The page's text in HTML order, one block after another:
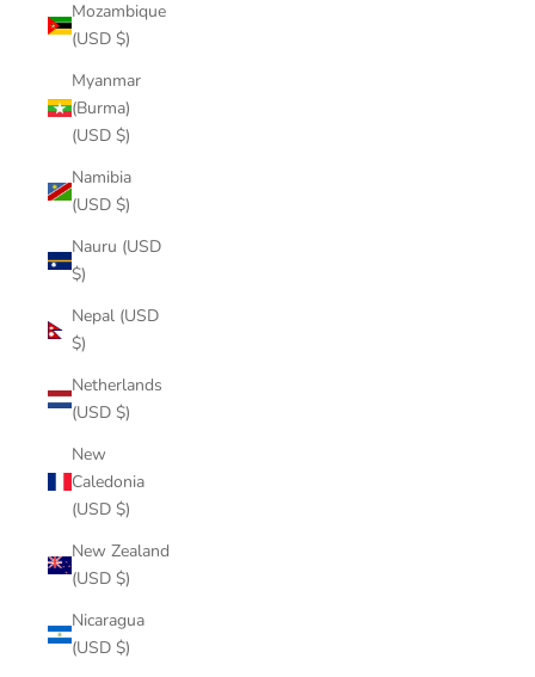
Mozambique
(USD $)
Myanmar
(Burma)
(USD $)
Namibia
(USD $)
Nauru (USD
$)
Nepal (USD
$)
Netherlands
(USD $)
New
Caledonia
(USD $)
New Zealand
(USD $)
Nicaragua
(USD $)